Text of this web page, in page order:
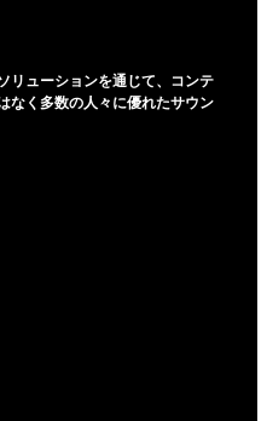
リューションを通じて、コンテ
なく多数の人々に優れたサウン